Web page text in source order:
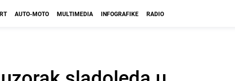
AUTO-MOTO MULTIMEDIA INFOGRAFIKE RADIO